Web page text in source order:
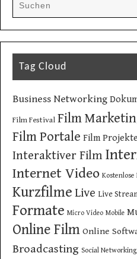
Tag Cloud
Business Networking
Film Festival Film
Film Portale Film Projekte
Interaktiver Film
Internet Video Kostenlose
Kurzfilme Live Live
Formate Micro Video Mobile
Online Film Online
Broadcasting Social Networking